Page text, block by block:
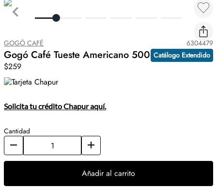
Catálogo Extendido
GOGÓ CAFÉ 6304479
Gogó Café Tueste Americano 500g
$259
Solicita tu crédito Chapur aquí.
Cantidad
Añadir al carrito